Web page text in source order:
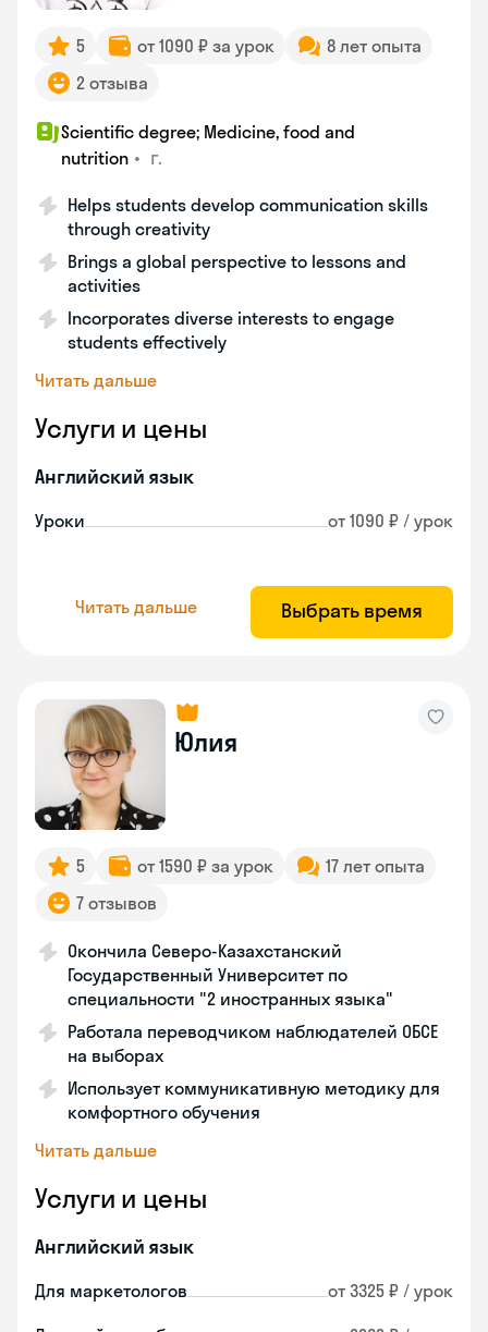
5 от 1090 ₽ за урок
8 лет опыта
2 отзыва
Scientific degree; Medicine, food and
nutrition • г.
Helps students develop communication skills
through creativity
Brings a global perspective to lessons and
activities
Incorporates diverse interests to engage
students effectively
Читать дальше
Услуги и цены
Английский язык
Уроки от 1090 ₽ / урок
Читать дальше Выбрать время
Юлия
5 от 1590 ₽ за урок
17 лет опыта
7 отзывов
Окончила Северо-Казахстанский
Государственный Университет по
специальности "2 иностранных языка"
Работала переводчиком наблюдателей ОБСЕ
на выборах
Использует коммуникативную методику для
комфортного обучения
Читать дальше
Услуги и цены
Английский язык
Для маркетологов от 3325 ₽ / урок